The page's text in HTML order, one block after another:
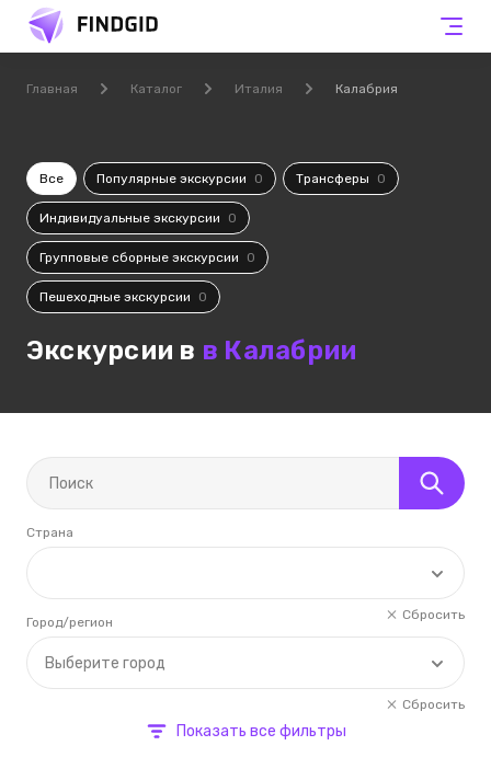
Главная Каталог Италия Калабрия
Все Популярные экскурсии 0 Трансферы 0
Индивидуальные экскурсии 0
Групповые сборные экскурсии 0
Пешеходные экскурсии 0
Экскурсии в в Калабрии
Страна
Сбросить
Выберите город
Город/регион
Сбросить
Показать все фильтры